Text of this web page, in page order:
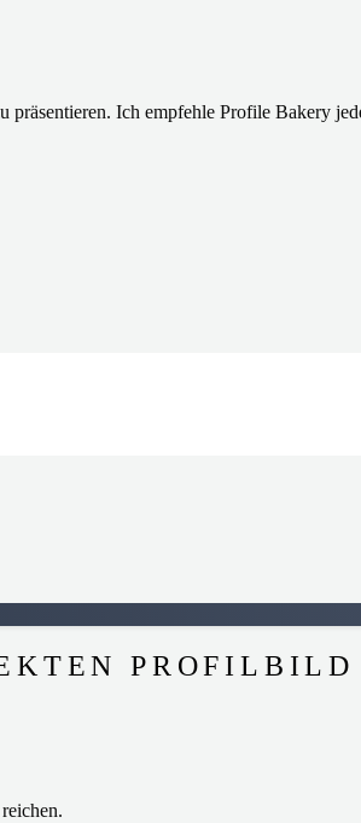
Ich empfehle Profile Bakery
PROFILBILD